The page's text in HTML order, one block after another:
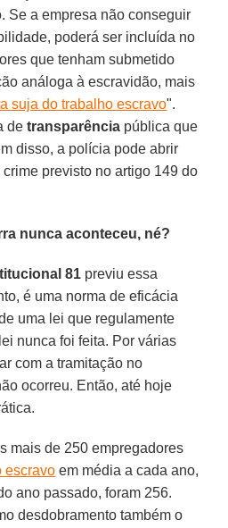
Se a empresa não conseguir
poderá ser incluída no
que tenham submetido
análoga à escravidão, mais
suja do trabalho escravo".
detransparência pública que
disso, a polícia pode abrir
previsto no artigo 149 do
nunca aconteceu, né?
81 previu essa
é uma norma de eficácia
uma lei que regulamente
nunca foi feita. Por várias
com a tramitação no
ocorreu. Então, até hoje
mais de 250 empregadores
escravo em média a cada ano,
ano passado, foram 256.
desdobramento também o